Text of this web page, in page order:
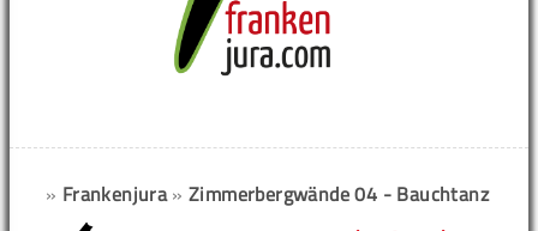
» Frankenjura»Zimmerbergwände 04 - Bauchtanz